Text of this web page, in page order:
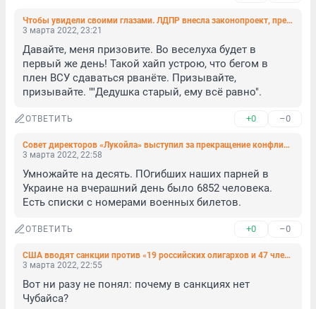
Чтобы увидели своими глазами. ЛДПР внесла законопроект, предлагающий призывать в армию участников акций протеста
3 марта 2022, 23:21
Давайте, меня призовите. Во веселуха будет в
первый же день! Такой хайп устрою, что бегом в
плен ВСУ сдаваться рванёте. Призывайте,
призывайте. ""Дедушка старый, ему всё равно".
ОТВЕТИТЬ +0 –0
Совет директоров «Лукойла» выступил за прекращение конфликта на Украине
3 марта 2022, 22:58
Умножайте на десять. ПОгибших наших парней в
Украине на вчерашний день было 6852 человека.
Есть списки с номерами военных билетов.
ОТВЕТИТЬ +0 –0
США вводят санкции против «19 российских олигархов и 47 членов их семей»
3 марта 2022, 22:55
Вот ни разу не понял: почему в санкциях нет
Чубайса?